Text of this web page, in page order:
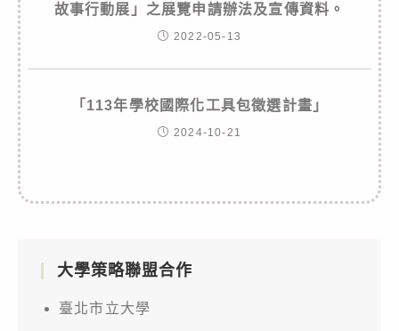
故事行動展」之展覽申請辦法及宣傳資料。
2022-05-13
「113年學校國際化工具包徵選計畫」
2024-10-21
大學策略聯盟合作
臺北市立大學